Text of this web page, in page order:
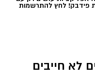
פידבק! לחץ להתרשמות
לא חייבים